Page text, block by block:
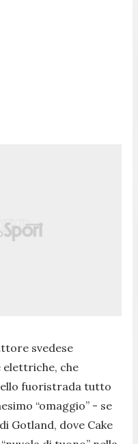
svedese
che
fuoristrada tutto
“omaggio” - se
Gotland, dove Cake